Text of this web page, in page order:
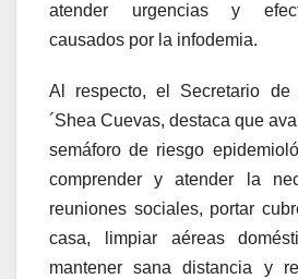
atender urgencias y
causados por la infodemia.
Al respecto, el Secretario
´Shea Cuevas, destaca que
semáforo de riesgo
comprender y atender la
reuniones sociales, portar
casa, limpiar aéreas
mantener sana distancia y